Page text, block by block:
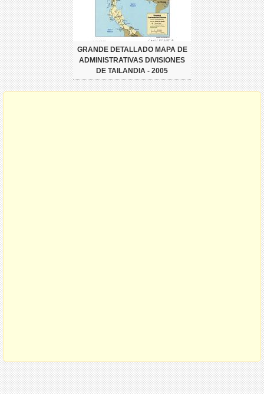
GRANDE DETALLADO MAPA DE
ADMINISTRATIVAS DIVISIONES
DE TAILANDIA - 2005